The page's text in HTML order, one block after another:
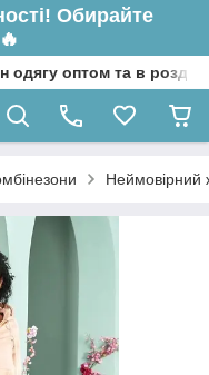
Обирайте
одягу оптом та в
Неймовірний